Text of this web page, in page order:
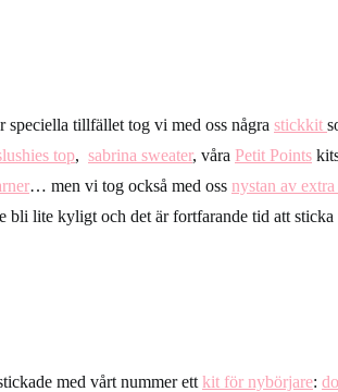
speciella tillfället tog vi med oss några stickkit
top, sabrina sweater, våra Petit Points
… men vi tog också med oss nystan av
bli lite kyligt och det är fortfarande tid att
med vårt nummer ett kit för nybörjare: